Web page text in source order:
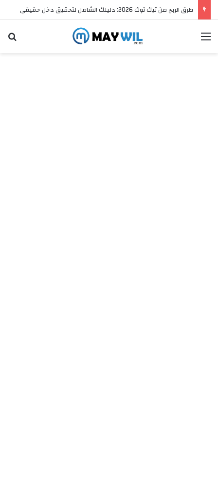
طرق الربح من تيك توك 2026: دليلك الشامل لتحقيق دخل حقيقي
القائمة